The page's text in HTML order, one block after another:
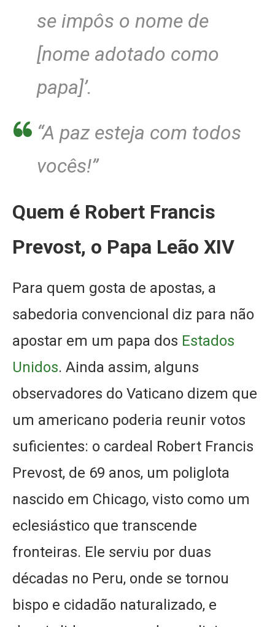
se impôs o nome de
[nome adotado como
papa]’.
“A paz esteja com todos
vocês!”
Quem é Robert Francis
Prevost, o Papa Leão XIV
Para quem gosta de apostas, a
sabedoria convencional diz para não
apostar em um papa dos Estados
Unidos. Ainda assim, alguns
observadores do Vaticano dizem que
um americano poderia reunir votos
suficientes: o cardeal Robert Francis
Prevost, de 69 anos, um poliglota
nascido em Chicago, visto como um
eclesiástico que transcende
fronteiras. Ele serviu por duas
décadas no Peru, onde se tornou
bispo e cidadão naturalizado, e